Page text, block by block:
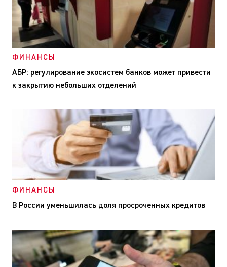
ФИНАНСЫ
АБР: регулирование экосистем банков может привести
к закрытию небольших отделений
ФИНАНСЫ
В России уменьшилась доля просроченных кредитов